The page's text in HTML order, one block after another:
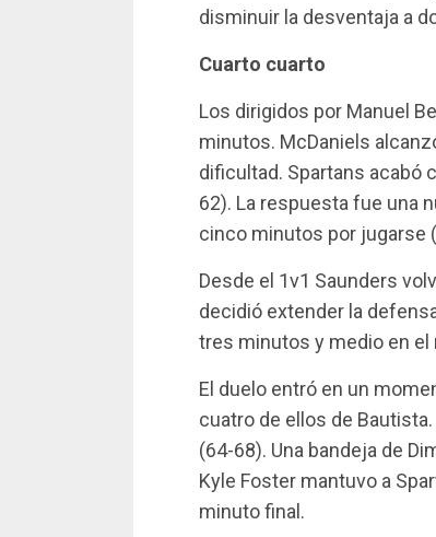
disminuir la desventaja a
Cuarto cuarto
Los dirigidos por Manuel
minutos. McDaniels
dificultad. Spartans acabó
62). La respuesta fue una
cinco minutos por jugarse
Desde el 1v1 Saunders
decidió extender la
tres minutos y medio en el
El duelo entró en un
cuatro de ellos de
(64-68). Una bandeja de
Kyle Foster mantuvo a
minuto final.